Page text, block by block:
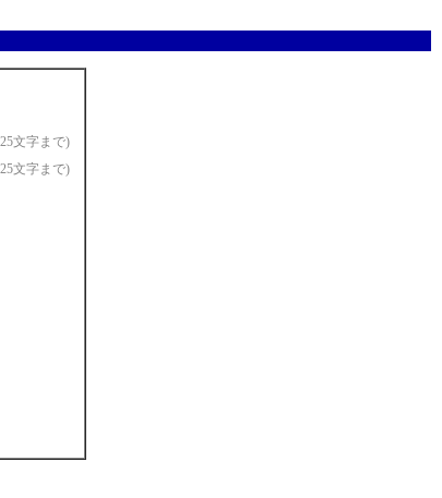
文字まで)
文字まで)